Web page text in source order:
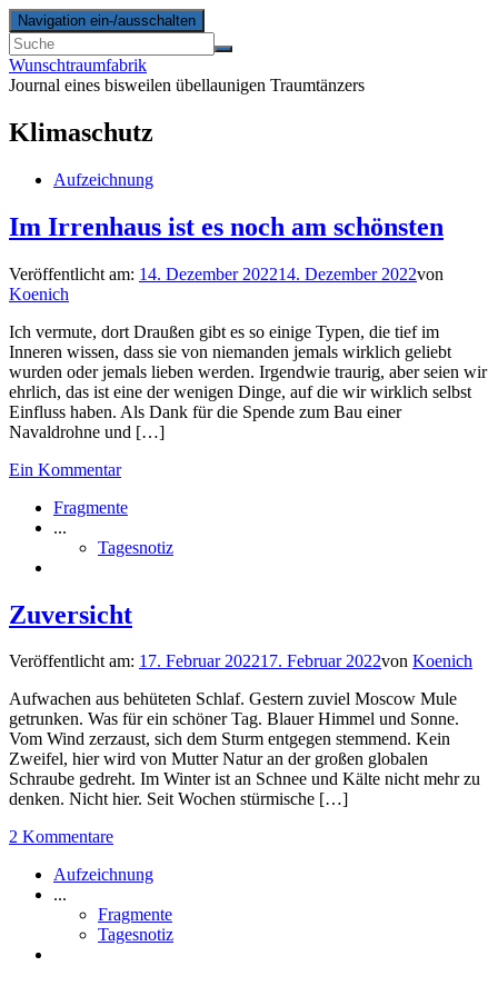
Navigation ein-/ausschalten
Wunschtraumfabrik
Journal eines bisweilen übellaunigen Traumtänzers
Klimaschutz
Aufzeichnung
Im Irrenhaus ist es noch am schönsten
Veröffentlicht am: 14. Dezember 202214. Dezember 2022von
Koenich
Ich vermute, dort Draußen gibt es so einige Typen, die tief im
Inneren wissen, dass sie von niemanden jemals wirklich geliebt
wurden oder jemals lieben werden. Irgendwie traurig, aber seien wir
ehrlich, das ist eine der wenigen Dinge, auf die wir wirklich selbst
Einfluss haben. Als Dank für die Spende zum Bau einer
Navaldrohne und […]
Ein Kommentar
Fragmente
...
Tagesnotiz
Zuversicht
Veröffentlicht am: 17. Februar 202217. Februar 2022von Koenich
Aufwachen aus behüteten Schlaf. Gestern zuviel Moscow Mule
getrunken. Was für ein schöner Tag. Blauer Himmel und Sonne.
Vom Wind zerzaust, sich dem Sturm entgegen stemmend. Kein
Zweifel, hier wird von Mutter Natur an der großen globalen
Schraube gedreht. Im Winter ist an Schnee und Kälte nicht mehr zu
denken. Nicht hier. Seit Wochen stürmische […]
2 Kommentare
Aufzeichnung
...
Fragmente
Tagesnotiz